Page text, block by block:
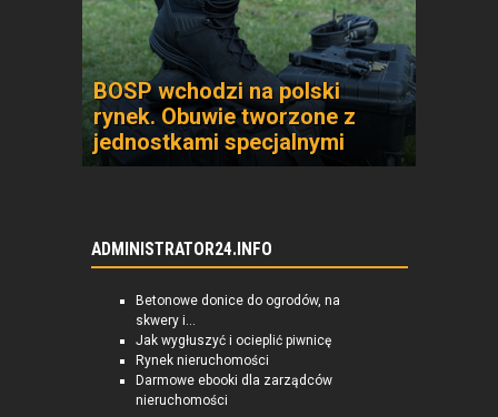
BOSP wchodzi na polski
rynek. Obuwie tworzone z
jednostkami specjalnymi
ADMINISTRATOR24.INFO
Betonowe donice do ogrodów, na
skwery i...
Jak wygłuszyć i ocieplić piwnicę
Rynek nieruchomości
Darmowe ebooki dla zarządców
nieruchomości